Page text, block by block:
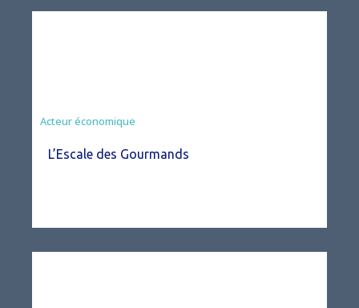
Acteur économique
L’Escale des Gourmands